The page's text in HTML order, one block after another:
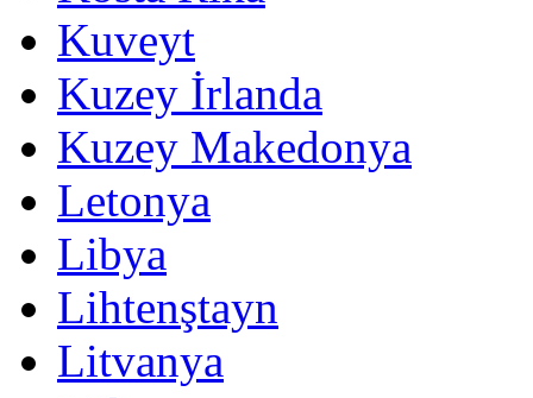
Kuveyt
Kuzey İrlanda
Kuzey Makedonya
Letonya
Libya
Lihtenştayn
Litvanya